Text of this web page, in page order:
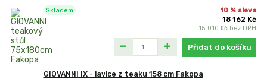
10 % sleva
18 162 Kč
15 010 Kč bez DPH
Skladem
Přidat do košíku
GIOVANNI IX - lavice z teaku 158 cm Fakopa